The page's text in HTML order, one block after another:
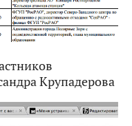
Крупадерова